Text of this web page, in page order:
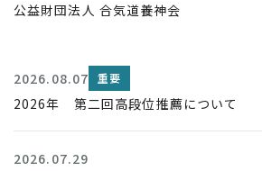
公益財団法人 合気道養神会
2026.08.07 重要
2026年 第二回高段位推薦について
2026.07.29